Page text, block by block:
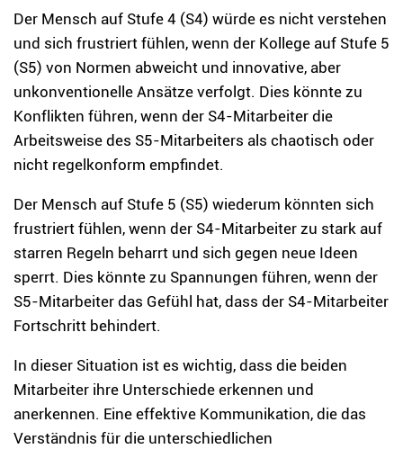
Der Mensch auf Stufe 4 (S4) würde es nicht verstehen
und sich frustriert fühlen, wenn der Kollege auf Stufe 5
(S5) von Normen abweicht und innovative, aber
unkonventionelle Ansätze verfolgt. Dies könnte zu
Konflikten führen, wenn der S4-Mitarbeiter die
Arbeitsweise des S5-Mitarbeiters als chaotisch oder
nicht regelkonform empfindet.
Der Mensch auf Stufe 5 (S5) wiederum könnten sich
frustriert fühlen, wenn der S4-Mitarbeiter zu stark auf
starren Regeln beharrt und sich gegen neue Ideen
sperrt. Dies könnte zu Spannungen führen, wenn der
S5-Mitarbeiter das Gefühl hat, dass der S4-Mitarbeiter
Fortschritt behindert.
In dieser Situation ist es wichtig, dass die beiden
Mitarbeiter ihre Unterschiede erkennen und
anerkennen. Eine effektive Kommunikation, die das
Verständnis für die unterschiedlichen